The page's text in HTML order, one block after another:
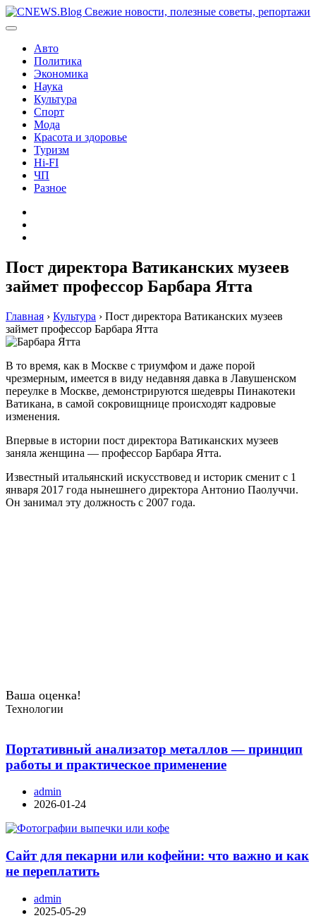
Перейти
к
Авто
Политика
Экономика
Наука
Культура
Спорт
Мода
Красота и здоровье
Туризм
Hi-FI
ЧП
Разное
Пост директора Ватиканских музеев
займет профессор Барбара Ятта
Главная › Культура › Пост директора Ватиканских музеев
займет профессор Барбара Ятта
В то время, как в Москве с триумфом и даже порой
чрезмерным, имеется в виду недавняя давка в Лавушенском
переулке в Москве, демонстрируются шедевры Пинакотеки
Ватикана, в самой сокровищнице происходят кадровые
изменения.
Впервые в истории пост директора Ватиканских музеев
заняла женщина — профессор Барбара Ятта.
Известный итальянский искусствовед и историк сменит с 1
января 2017 года нынешнего директора Антонио Паолуччи.
Он занимал эту должность с 2007 года.
Ваша оценка!
Технологии
Портативный анализатор металлов — принцип
работы и практическое применение
admin
2026-01-24
Сайт для пекарни или кофейни: что важно и как
не переплатить
admin
2025-05-29